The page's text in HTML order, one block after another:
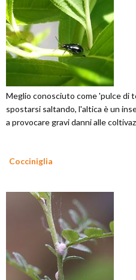
Meglio conosciuto come 'pulce di
spostarsi saltando, l'altica è un
a provocare gravi danni alle
Cocciniglia